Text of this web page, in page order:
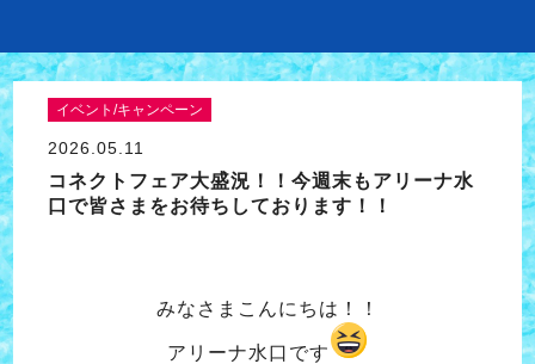
イベント/キャンペーン
2026.05.11
コネクトフェア大盛況！！今週末もアリーナ水
口で皆さまをお待ちしております！！
みなさまこんにちは！！
アリーナ水口です